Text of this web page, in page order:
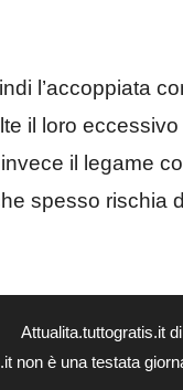
l’accoppiata
il loro
il legame
spesso rischia
Attualita.tuttogratis.it
non è una testata